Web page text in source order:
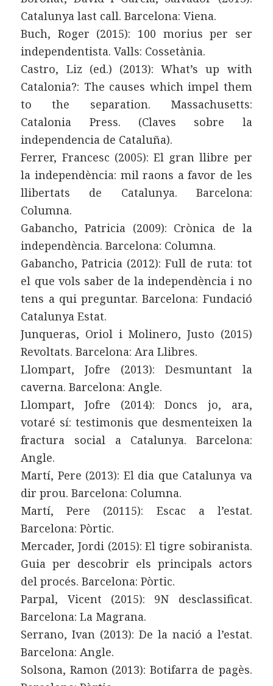
Catalunya last call. Barcelona: Viena.
Buch, Roger (2015): 100 morius per ser
independentista. Valls: Cossetània.
Castro, Liz (ed.) (2013): What’s up with
Catalonia?: The causes which impel them
to the separation. Massachusetts:
Catalonia Press. (Claves sobre la
independencia de Cataluña).
Ferrer, Francesc (2005): El gran llibre per
la independència: mil raons a favor de les
llibertats de Catalunya. Barcelona:
Columna.
Gabancho, Patricia (2009): Crònica de la
independència. Barcelona: Columna.
Gabancho, Patricia (2012): Full de ruta: tot
el que vols saber de la independència i no
tens a qui preguntar. Barcelona: Fundació
Catalunya Estat.
Junqueras, Oriol i Molinero, Justo (2015)
Revoltats. Barcelona: Ara Llibres.
Llompart, Jofre (2013): Desmuntant la
caverna. Barcelona: Angle.
Llompart, Jofre (2014): Doncs jo, ara,
votaré sí: testimonis que desmenteixen la
fractura social a Catalunya. Barcelona:
Angle.
Martí, Pere (2013): El dia que Catalunya va
dir prou. Barcelona: Columna.
Martí, Pere (20115): Escac a l’estat.
Barcelona: Pòrtic.
Mercader, Jordi (2015): El tigre sobiranista.
Guia per descobrir els principals actors
del procés. Barcelona: Pòrtic.
Parpal, Vicent (2015): 9N desclassificat.
Barcelona: La Magrana.
Serrano, Ivan (2013): De la nació a l’estat.
Barcelona: Angle.
Solsona, Ramon (2013): Botifarra de pagès.